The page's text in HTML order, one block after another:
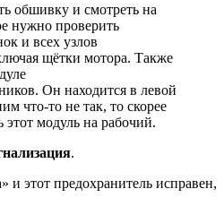
обшивку и смотреть на
нужно проверить
и всех узлов
щётки мотора. Также
Он находится в левой
что-то не так, то скорее
этот модуль на рабочий.
.
и этот предохранитель исправен,